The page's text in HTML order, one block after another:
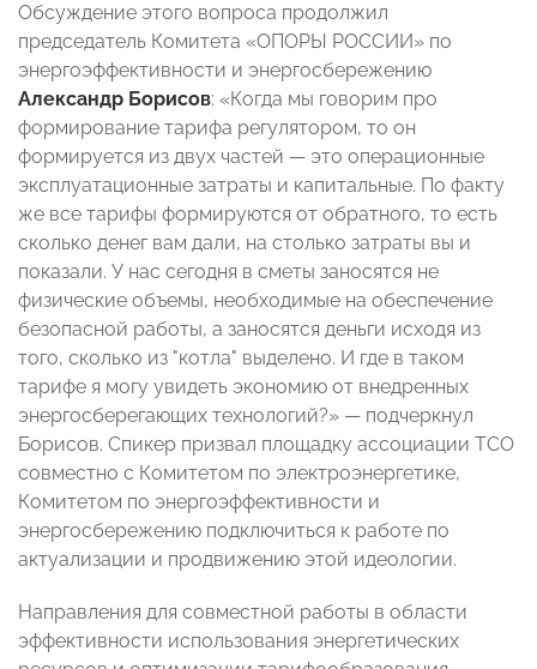
Обсуждение этого вопроса продолжил
председатель Комитета «ОПОРЫ РОССИИ» по
энергоэффективности и энергосбережению
Александр Борисов: «Когда мы говорим про
формирование тарифа регулятором, то он
формируется из двух частей — это операционные
эксплуатационные затраты и капитальные. По факту
же все тарифы формируются от обратного, то есть
сколько денег вам дали, на столько затраты вы и
показали. У нас сегодня в сметы заносятся не
физические объемы, необходимые на обеспечение
безопасной работы, а заносятся деньги исходя из
того, сколько из "котла" выделено. И где в таком
тарифе я могу увидеть экономию от внедренных
энергосберегающих технологий?» — подчеркнул
Борисов. Спикер призвал площадку ассоциации ТСО
совместно с Комитетом по электроэнергетике,
Комитетом по энергоэффективности и
энергосбережению подключиться к работе по
актуализации и продвижению этой идеологии.
Направления для совместной работы в области
эффективности использования энергетических